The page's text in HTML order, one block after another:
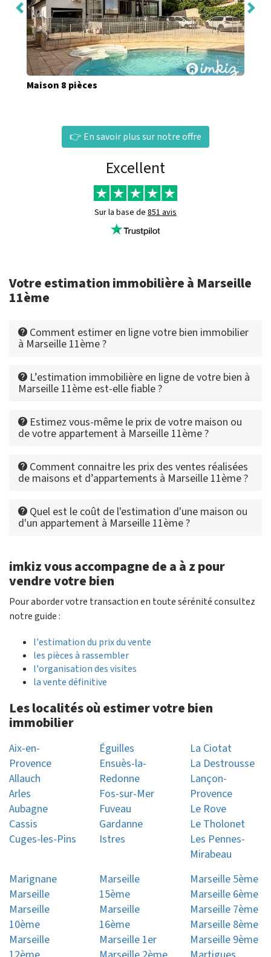
Maison 8 pièces
👉 En savoir plus sur notre offre
Excellent
Sur la base de 851 avis
Votre estimation immobilière à Marseille
11ème
Comment estimer en ligne votre bien immobilier
à Marseille 11ème ?
L’estimation immobilière en ligne de votre bien à
Marseille 11ème est-elle fiable ?
Estimez vous-même le prix de votre maison ou
de votre appartement à Marseille 11ème ?
Comment connaitre les prix des ventes réalisées
de maisons et d’appartements à Marseille 11ème ?
Quel est le coût de l'estimation d'une maison ou
d'un appartement à Marseille 11ème ?
imkiz vous accompagne de a à z pour
vendre votre bien
Pour aborder votre transaction en toute sérénité consultez
notre guide :
l'estimation du prix du vente
les pièces à rassembler
l'organisation des visites
la vente définitive
Les localités où estimer votre bien
immobilier
Aix-en-
Provence
Allauch
Arles
Aubagne
Cassis
Cuges-les-Pins
Éguilles
Ensuès-la-
Redonne
Fos-sur-Mer
Fuveau
Gardanne
Istres
La Ciotat
La Destrousse
Lançon-
Provence
Le Rove
Le Tholonet
Les Pennes-
Mirabeau
Marignane
Marseille
Marseille
10ème
Marseille
Marseille
15ème
Marseille
16ème
Marseille 1er
Marseille 5ème
Marseille 6ème
Marseille 7ème
Marseille 8ème
Marseille 9ème